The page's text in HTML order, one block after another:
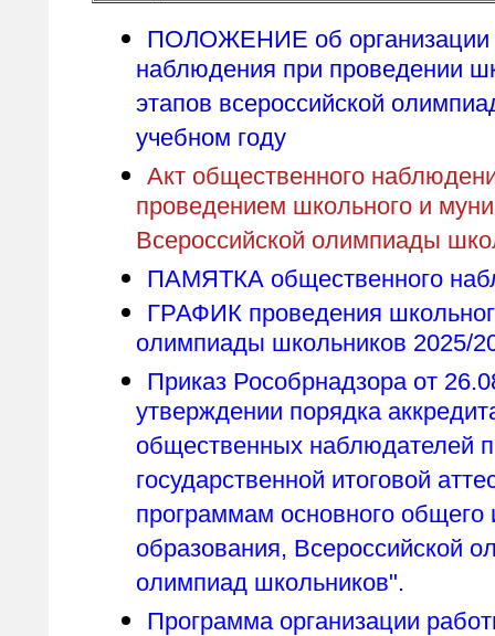
ПОЛОЖЕНИЕ об организации
наблюдения при проведении
этапов всероссийской
учебном году
Акт общественного
проведением школьного и
Всероссийской олимпиады
ПАМЯТКА общественного
ГРАФИК проведения
олимпиады школьников 2025/
Приказ Рособрнадзора от
утверждении порядка
общественных наблюдателей
государственной итоговой
программам основного общего
образования, Всероссийской
олимпиад школьников".
Программа организации